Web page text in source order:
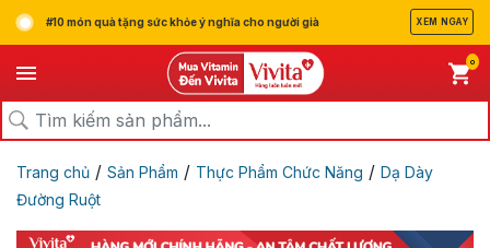
#10 món quà tặng sức khỏe ý nghĩa cho người già XEM NGAY
0
Trang chủ / Sản Phẩm / Thực Phẩm Chức Năng / Dạ Dày
Đường Ruột